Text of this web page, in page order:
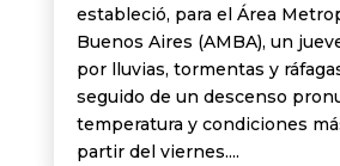
estableció, para el Área
Buenos Aires (AMBA), un
por lluvias, tormentas y
seguido de un descenso
temperatura y condiciones
partir del viernes....